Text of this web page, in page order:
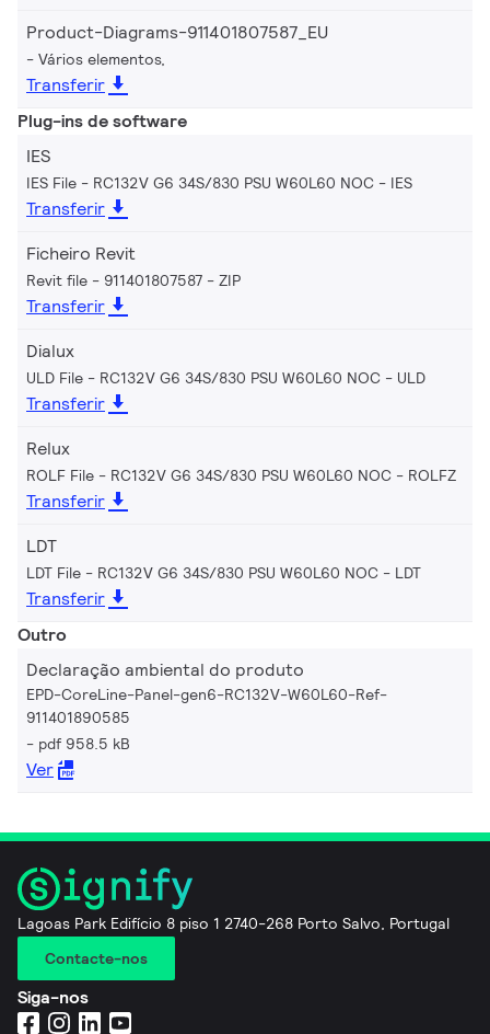
Product-Diagrams-911401807587_EU
Vários elementos,
Transferir
Plug-ins de software
IES
IES File - RC132V G6 34S/830 PSU W60L60 NOC IES
Transferir
Ficheiro Revit
Revit file - 911401807587 ZIP
Transferir
Dialux
ULD File - RC132V G6 34S/830 PSU W60L60 NOC ULD
Transferir
Relux
ROLF File - RC132V G6 34S/830 PSU W60L60 NOC ROLFZ
Transferir
LDT
LDT File - RC132V G6 34S/830 PSU W60L60 NOC LDT
Transferir
Outro
Declaração ambiental do produto
EPD-CoreLine-Panel-gen6-RC132V-W60L60-Ref-
911401890585
pdf 958.5 kB
Ver
Lagoas Park Edifício 8 piso 1 2740-268 Porto Salvo, Portugal
Contacte-nos
Siga-nos